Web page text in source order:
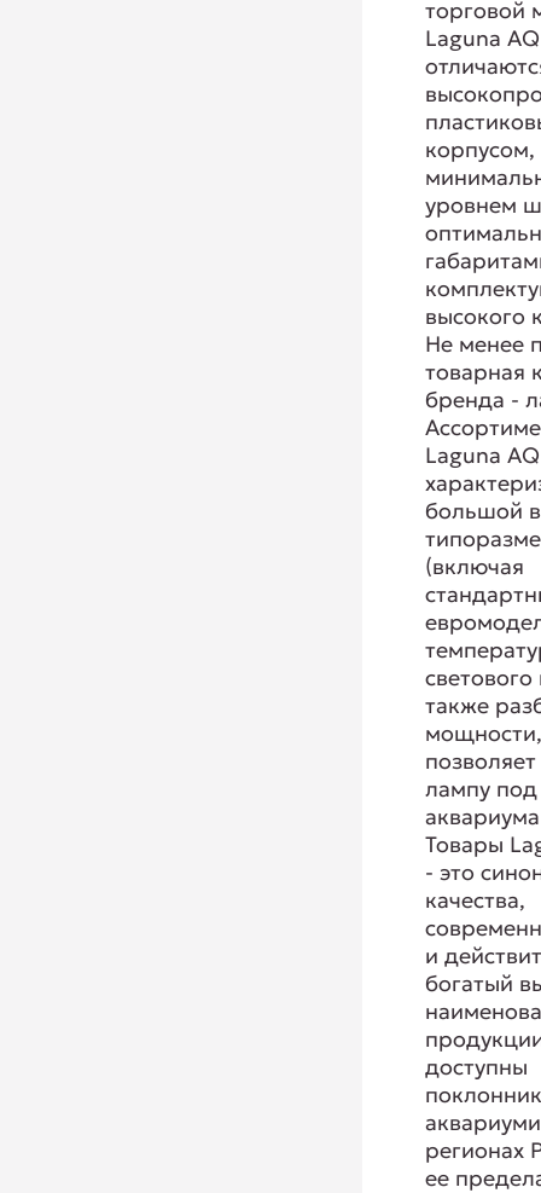
торговой
Laguna
корпусом,
уровнем
высокого
Не менее
товарная
бренда -
Laguna
большой
(включая
также
лампу
Товары
- это
качества,
и
богатый
доступны
регионах
ее